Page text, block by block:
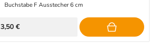
Buchstabe F Ausstecher 6 cm
3,50 €